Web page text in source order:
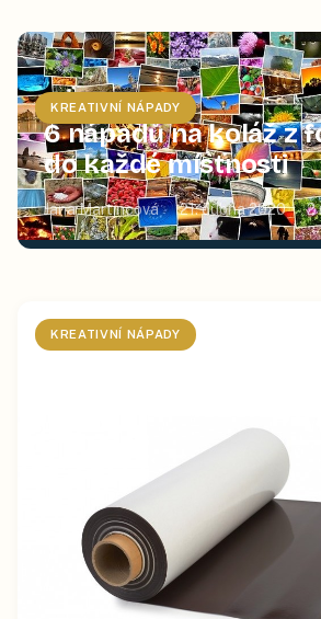
KREATIVNÍ NÁPADY
6 nápadů na koláž z
do každé místnosti
Jana Martincová 21. dubna 2020 2
KREATIVNÍ NÁPADY